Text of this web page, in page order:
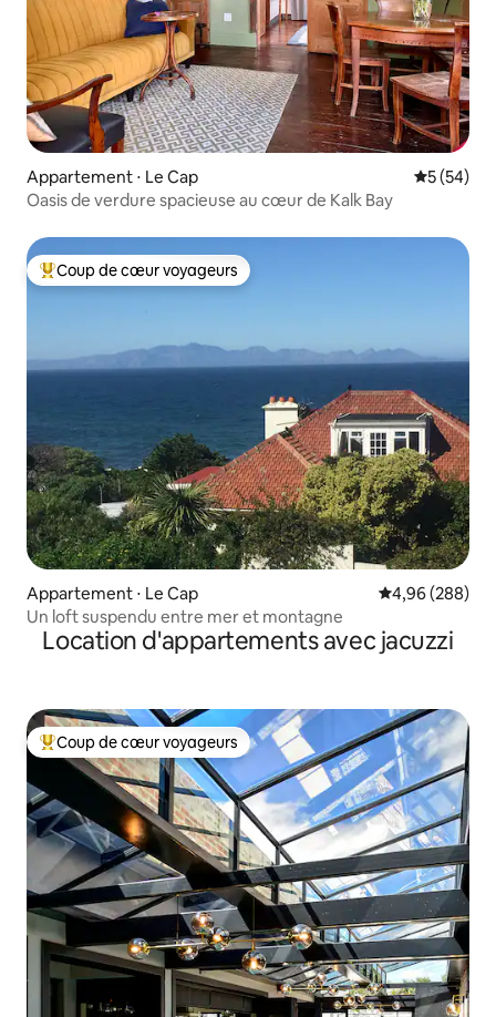
Appartement ⋅ Le Cap
5 (54)
Oasis de verdure spacieuse au cœur de Kalk Bay
Coups de cœur voyageurs les plus appréciés
Coup de cœur voyageurs
Appartement ⋅ Le Cap Évaluation
4,96 (288)
Un loft suspendu entre mer et montagne
Location d'appartements avec jacuzzi
Coups de cœur voyageurs les plus appréciés
Coup de cœur voyageurs